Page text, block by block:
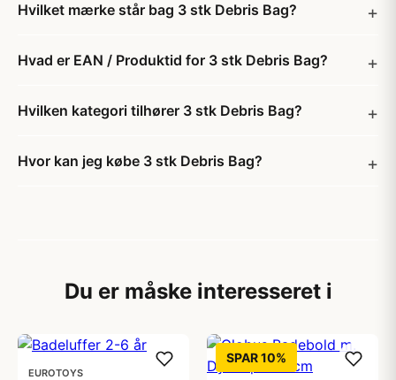
Hvilket mærke står bag 3 stk Debris Bag?
Hvad er EAN / Produktid for 3 stk Debris Bag?
Hvilken kategori tilhører 3 stk Debris Bag?
Hvor kan jeg købe 3 stk Debris Bag?
Du er måske interesseret i
EUROTOYS
SPAR 10%